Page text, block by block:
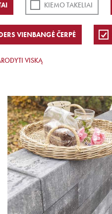
KIEMO TAKELIAI
VIENBANGĖ ČERPĖ
VISKĄ